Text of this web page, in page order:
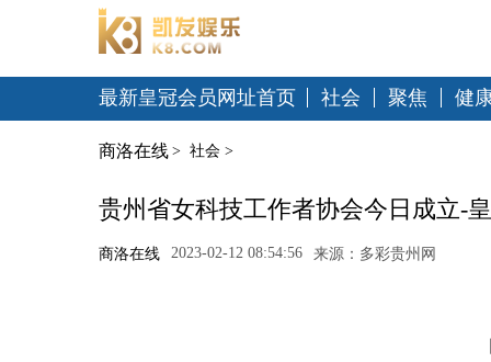
最新皇冠会员网址首页 社会 聚焦 健
商洛在线 > 社会 >
贵州省女科技工作者协会今日成立-
商洛在线 2023-02-12 08:54:56 来源：多彩贵州网